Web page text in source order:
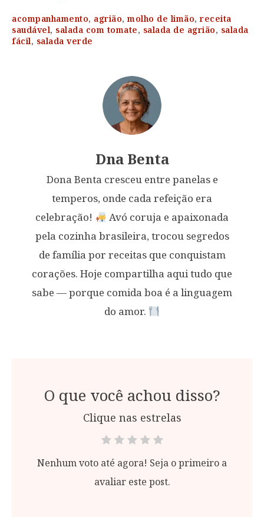
acompanhamento, agrião,molho de limão,receita
saudável, salada com tomate, salada de agrião, salada
fácil, salada verde
Dna Benta
Dona Benta cresceu entre panelas e
temperos, onde cada refeição era
celebração!
Avó coruja e apaixonada
pela cozinha brasileira, trocou segredos
de família por receitas que conquistam
corações. Hoje compartilha aqui tudo que
sabe — porque comida boa é a linguagem
do amor.
O que você achou disso?
Clique nas estrelas
Nenhum voto até agora! Seja o primeiro a
avaliar este post.